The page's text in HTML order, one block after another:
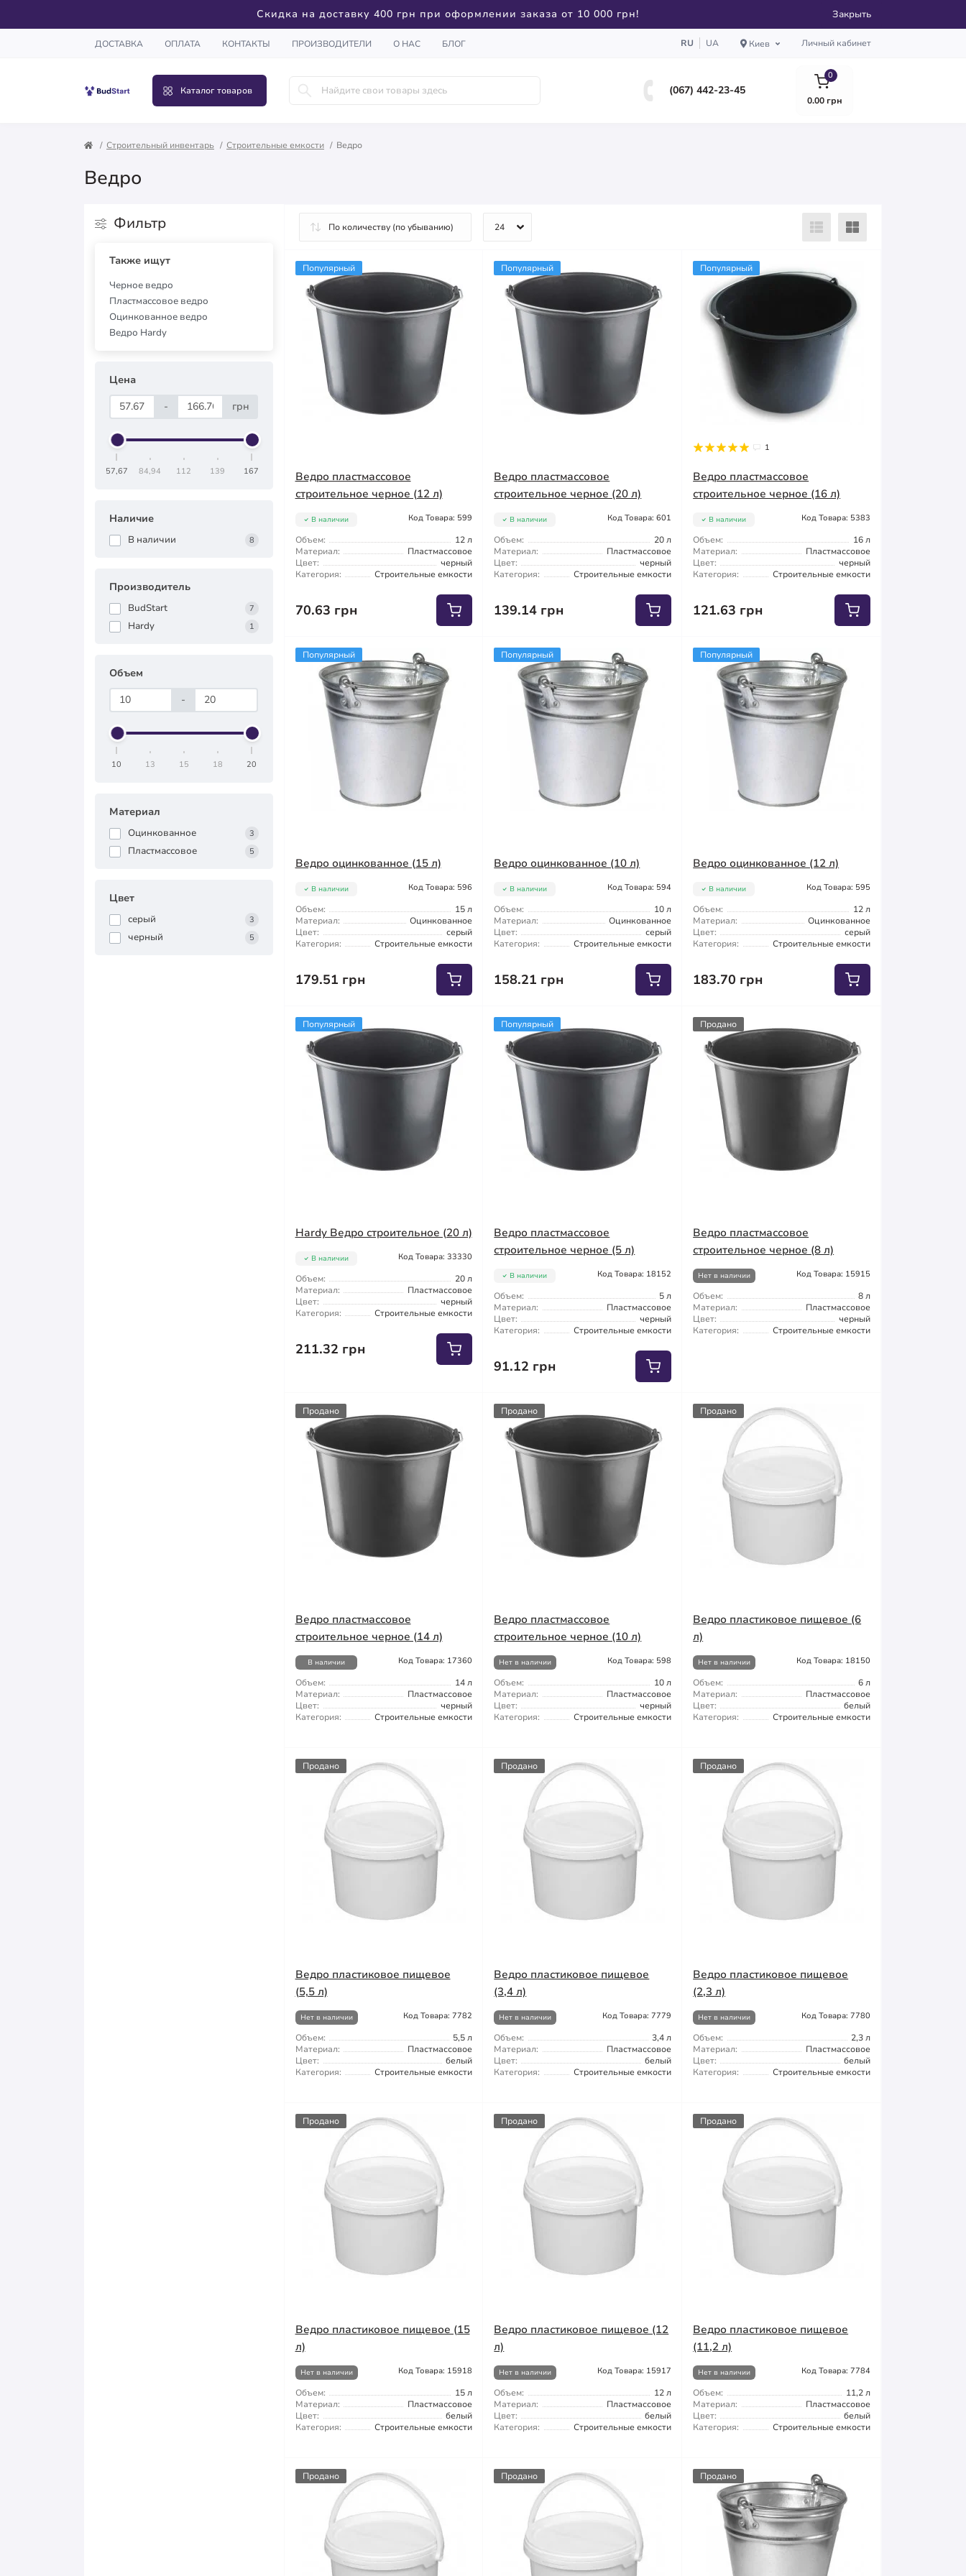
Скидка на доставку 400 грн при оформлении заказа от 10 000 грн! Закрыть
ДОСТАВКА ОПЛАТА КОНТАКТЫ ПРОИЗВОДИТЕЛИ О НАС БЛОГ RU UA Киев Личный кабинет
Каталог товаров (067) 442-23-45
0
0.00 грн
Строительный инвентарь Строительные емкости Ведро
Ведро
Фильтр
Также ищут
Черное ведро
Пластмассовое ведро
Оцинкованное ведро
Ведро Hardy
Цена
-
грн
57,67 84,94 112 139 167
Наличие
В наличии 8
Производитель
BudStart 7
Hardy 1
Объем
-
10 13 15 18 20
Материал
Оцинкованное 3
Пластмассовое 5
Цвет
серый 3
черный 5
Популярный
Ведро пластмассовое
строительное черное (12 л)
В наличии Код Товара: 599
Объем:
12 л
Материал:
Пластмассовое
Цвет:
черный
Категория:
Строительные емкости
70.63 грн
Популярный
Ведро пластмассовое
строительное черное (20 л)
В наличии Код Товара: 601
Объем:
20 л
Материал:
Пластмассовое
Цвет:
черный
Категория:
Строительные емкости
139.14 грн
Популярный
1
Ведро пластмассовое
строительное черное (16 л)
В наличии Код Товара: 5383
Объем:
16 л
Материал:
Пластмассовое
Цвет:
черный
Категория:
Строительные емкости
121.63 грн
Популярный
Ведро оцинкованное (15 л)
В наличии Код Товара: 596
Объем:
15 л
Материал:
Оцинкованное
Цвет:
серый
Категория:
Строительные емкости
179.51 грн
Популярный
Ведро оцинкованное (10 л)
В наличии Код Товара: 594
Объем:
10 л
Материал:
Оцинкованное
Цвет:
серый
Категория:
Строительные емкости
158.21 грн
Популярный
Ведро оцинкованное (12 л)
В наличии Код Товара: 595
Объем:
12 л
Материал:
Оцинкованное
Цвет:
серый
Категория:
Строительные емкости
183.70 грн
Популярный
Hardy Ведро строительное (20 л)
В наличии Код Товара: 33330
Объем:
20 л
Материал:
Пластмассовое
Цвет:
черный
Категория:
Строительные емкости
211.32 грн
Популярный
Ведро пластмассовое
строительное черное (5 л)
В наличии Код Товара: 18152
Объем:
5 л
Материал:
Пластмассовое
Цвет:
черный
Категория:
Строительные емкости
91.12 грн
Продано
Ведро пластмассовое
строительное черное (8 л)
Нет в наличии Код Товара: 15915
Объем:
8 л
Материал:
Пластмассовое
Цвет:
черный
Категория:
Строительные емкости
Продано
Ведро пластмассовое
строительное черное (14 л)
В наличии Код Товара: 17360
Объем:
14 л
Материал:
Пластмассовое
Цвет:
черный
Категория:
Строительные емкости
Продано
Ведро пластмассовое
строительное черное (10 л)
Нет в наличии Код Товара: 598
Объем:
10 л
Материал:
Пластмассовое
Цвет:
черный
Категория:
Строительные емкости
Продано
Ведро пластиковое пищевое (6
л)
Нет в наличии Код Товара: 18150
Объем:
6 л
Материал:
Пластмассовое
Цвет:
белый
Категория:
Строительные емкости
Продано
Ведро пластиковое пищевое
(5,5 л)
Нет в наличии Код Товара: 7782
Объем:
5,5 л
Материал:
Пластмассовое
Цвет:
белый
Категория:
Строительные емкости
Продано
Ведро пластиковое пищевое
(3,4 л)
Нет в наличии Код Товара: 7779
Объем:
3,4 л
Материал:
Пластмассовое
Цвет:
белый
Категория:
Строительные емкости
Продано
Ведро пластиковое пищевое
(2,3 л)
Нет в наличии Код Товара: 7780
Объем:
2,3 л
Материал:
Пластмассовое
Цвет:
белый
Категория:
Строительные емкости
Продано
Ведро пластиковое пищевое (15
л)
Нет в наличии Код Товара: 15918
Объем:
15 л
Материал:
Пластмассовое
Цвет:
белый
Категория:
Строительные емкости
Продано
Ведро пластиковое пищевое (12
л)
Нет в наличии Код Товара: 15917
Объем:
12 л
Материал:
Пластмассовое
Цвет:
белый
Категория:
Строительные емкости
Продано
Ведро пластиковое пищевое
(11,2 л)
Нет в наличии Код Товара: 7784
Объем:
11,2 л
Материал:
Пластмассовое
Цвет:
белый
Категория:
Строительные емкости
Продано Продано Продано